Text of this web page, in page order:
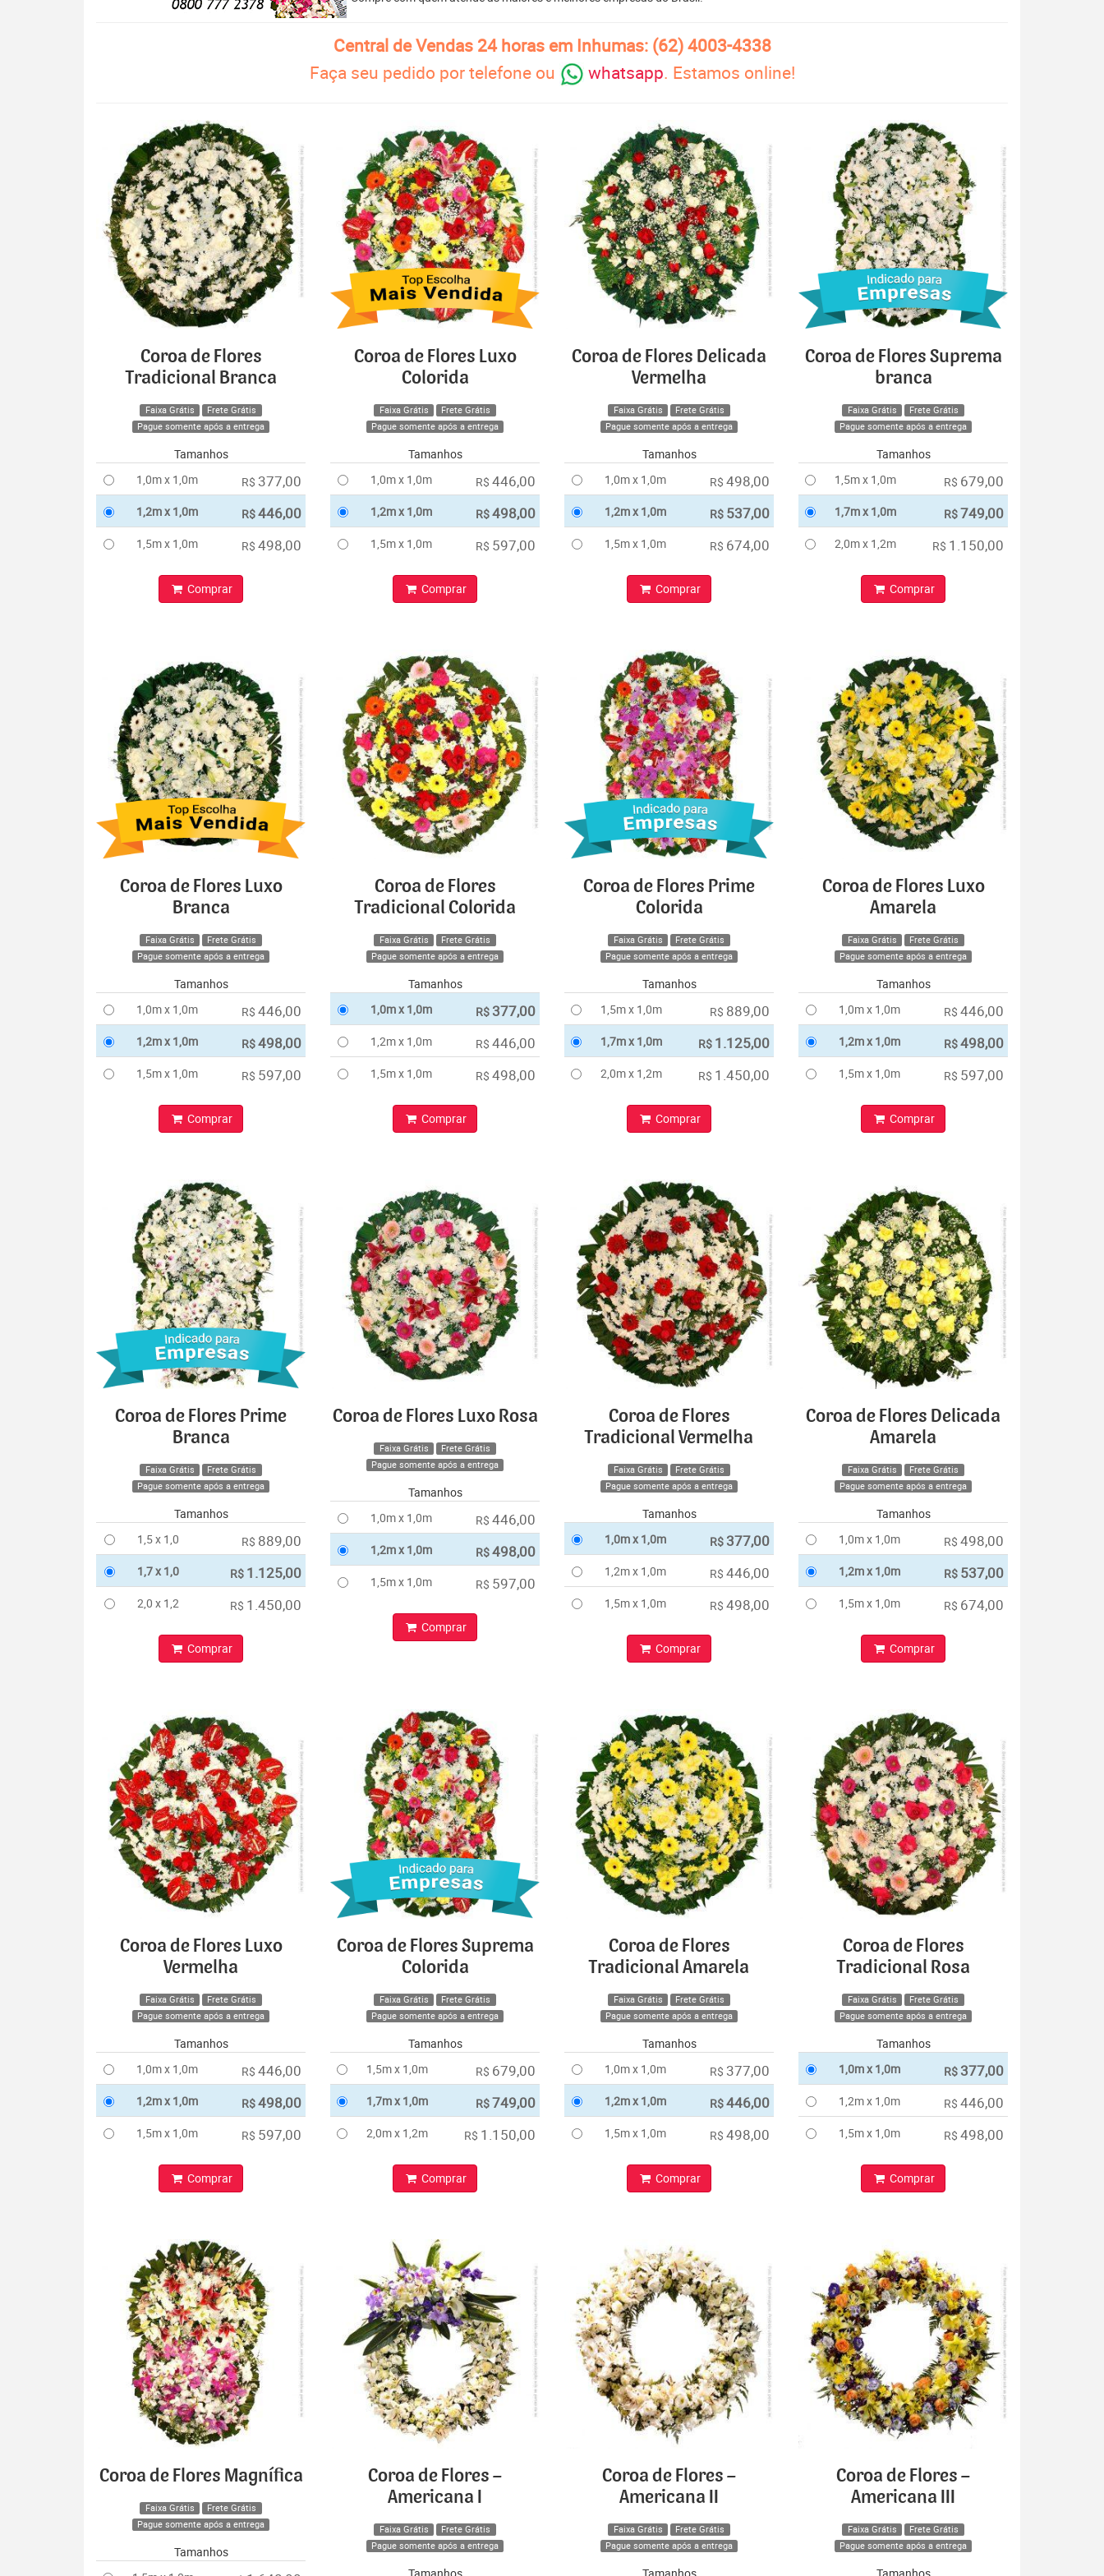
Central de Vendas 24 horas em Inhumas: (62) 4003-4338
Faça seu pedido por telefone ou
whatsapp. Estamos online!
Coroa de Flores
Tradicional Branca
Faixa Grátis
Frete Grátis
Pague somente após a entrega
Tamanhos
1,0m x 1,0m
R$ 377,00
1,2m x 1,0m R$446,00
1,5m x 1,0m R$ 498,00
Comprar
Coroa de Flores Luxo
Colorida
Faixa Grátis
Frete Grátis
Pague somente após a entrega
Tamanhos
1,0m x 1,0m
R$ 446,00
1,2m x 1,0m R$498,00
1,5m x 1,0m R$ 597,00
Comprar
Coroa de Flores Delicada
Vermelha
Faixa Grátis
Frete Grátis
Pague somente após a entrega
Tamanhos
1,0m x 1,0m
R$ 498,00
1,2m x 1,0m R$ 537,00
1,5m x 1,0m R$ 674,00
Comprar
Coroa de Flores Suprema
branca
Faixa Grátis
Frete Grátis
Pague somente após a entrega
Tamanhos
1,5m x 1,0m
R$ 679,00
1,7m x 1,0m R$749,00
2,0m x 1,2m R$ 1.150,00
Comprar
Coroa de Flores Luxo
Branca
Faixa Grátis
Frete Grátis
Pague somente após a entrega
Tamanhos
1,0m x 1,0m
R$ 446,00
1,2m x 1,0m R$498,00
1,5m x 1,0m R$ 597,00
Comprar
Coroa de Flores
Tradicional Colorida
Faixa Grátis
Frete Grátis
Pague somente após a entrega
Tamanhos
1,0m x 1,0m
R$ 377,00
1,2m x 1,0m R$ 446,00
1,5m x 1,0m R$ 498,00
Comprar
Coroa de Flores Prime
Colorida
Faixa Grátis
Frete Grátis
Pague somente após a entrega
Tamanhos
1,5m x 1,0m
R$ 889,00
1,7m x 1,0m R$ 1.125,00
2,0m x 1,2m R$ 1.450,00
Comprar
Coroa de Flores Luxo
Amarela
Faixa Grátis
Frete Grátis
Pague somente após a entrega
Tamanhos
1,0m x 1,0m
R$ 446,00
1,2m x 1,0m R$498,00
1,5m x 1,0m R$ 597,00
Comprar
Coroa de Flores Prime
Branca
Faixa Grátis
Frete Grátis
Pague somente após a entrega
Tamanhos
1,5 x 1,0
R$ 889,00
1,7 x 1,0 R$ 1.125,00
2,0 x 1,2 R$ 1.450,00
Comprar
Coroa de Flores Luxo Rosa
Faixa Grátis
Frete Grátis
Pague somente após a entrega
Tamanhos
1,0m x 1,0m
R$ 446,00
1,2m x 1,0m R$498,00
1,5m x 1,0m R$ 597,00
Comprar
Coroa de Flores
Tradicional Vermelha
Faixa Grátis
Frete Grátis
Pague somente após a entrega
Tamanhos
1,0m x 1,0m
R$ 377,00
1,2m x 1,0m R$ 446,00
1,5m x 1,0m R$ 498,00
Comprar
Coroa de Flores Delicada
Amarela
Faixa Grátis
Frete Grátis
Pague somente após a entrega
Tamanhos
1,0m x 1,0m
R$ 498,00
1,2m x 1,0m R$ 537,00
1,5m x 1,0m R$ 674,00
Comprar
Coroa de Flores Luxo
Vermelha
Faixa Grátis
Frete Grátis
Pague somente após a entrega
Tamanhos
1,0m x 1,0m
R$ 446,00
1,2m x 1,0m R$498,00
1,5m x 1,0m R$ 597,00
Comprar
Coroa de Flores Suprema
Colorida
Faixa Grátis
Frete Grátis
Pague somente após a entrega
Tamanhos
1,5m x 1,0m
R$ 679,00
1,7m x 1,0m R$749,00
2,0m x 1,2m R$ 1.150,00
Comprar
Coroa de Flores
Tradicional Amarela
Faixa Grátis
Frete Grátis
Pague somente após a entrega
Tamanhos
1,0m x 1,0m
R$ 377,00
1,2m x 1,0m R$446,00
1,5m x 1,0m R$ 498,00
Comprar
Coroa de Flores
Tradicional Rosa
Faixa Grátis
Frete Grátis
Pague somente após a entrega
Tamanhos
1,0m x 1,0m
R$ 377,00
1,2m x 1,0m R$ 446,00
1,5m x 1,0m R$ 498,00
Comprar
Coroa de Flores Magnífica
Faixa Grátis
Frete Grátis
Pague somente após a entrega
Tamanhos
Coroa de Flores –
Americana I
Faixa Grátis
Frete Grátis
Pague somente após a entrega
Coroa de Flores –
Americana II
Faixa Grátis
Frete Grátis
Pague somente após a entrega
Coroa de Flores –
Americana III
Faixa Grátis
Frete Grátis
Pague somente após a entrega